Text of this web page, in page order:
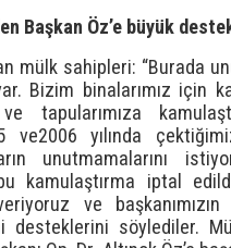
Başkan Öz’e büyük
mülk sahipleri: “Burada
Bizim binalarımız için
ve tapularımıza
ve2006 yılında çektiğimiz
unutmamalarını
kamulaştırma iptal
ve başkanımızın
desteklerini söylediler.